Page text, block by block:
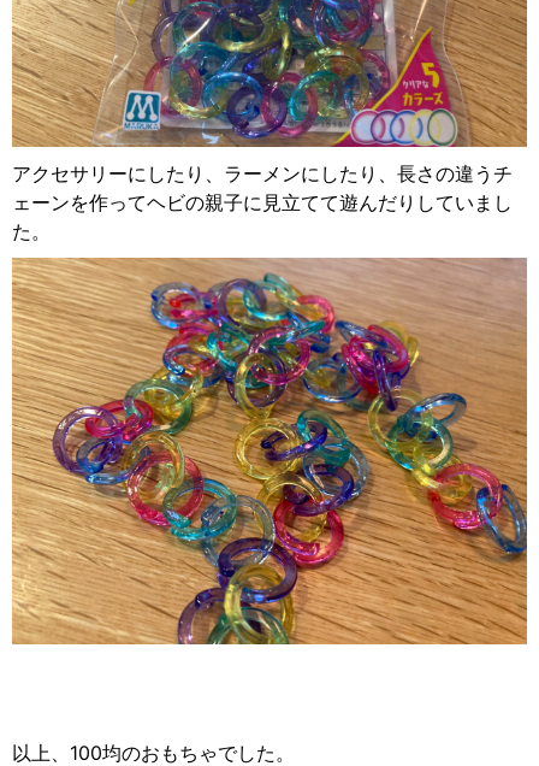
アクセサリーにしたり、ラーメンにしたり、長さの違うチ
ェーンを作ってヘビの親子に見立てて遊んだりしていまし
た。
以上、100均のおもちゃでした。